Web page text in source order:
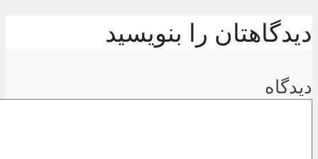
دیدگاهتان را بنویسید
دیدگاه